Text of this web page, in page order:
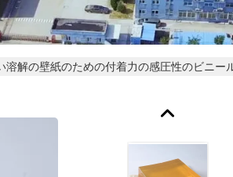
溶解の壁紙のための付着力の感圧性のビニー